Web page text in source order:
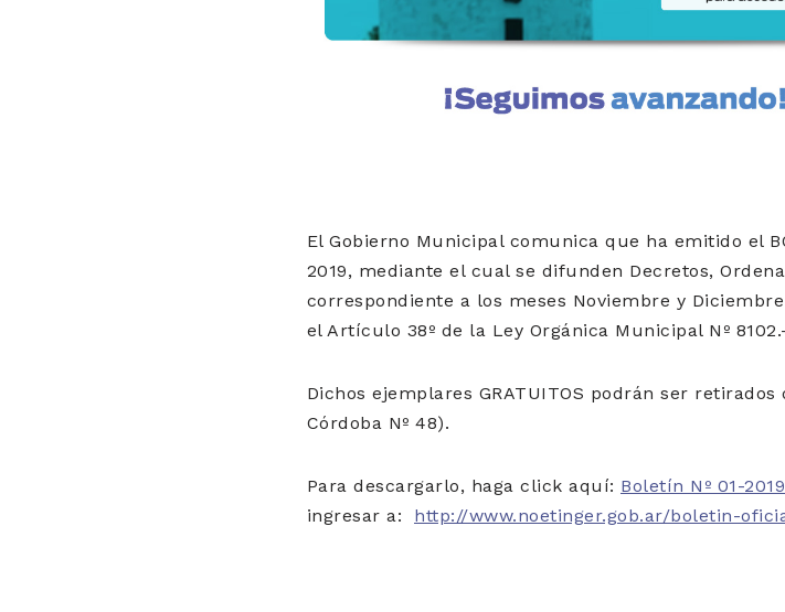
El Gobierno Municipal comunica que ha emitido el
2019, mediante el cual se difunden Decretos,
correspondiente a los meses Noviembre y
el Artículo 38º de la Ley Orgánica Municipal Nº
Dichos ejemplares GRATUITOS podrán ser
Córdoba Nº 48).
Para descargarlo, haga click aquí: Boletín Nº 01-2019
ingresar a: http://www.noetinger.gob.ar/boletin-